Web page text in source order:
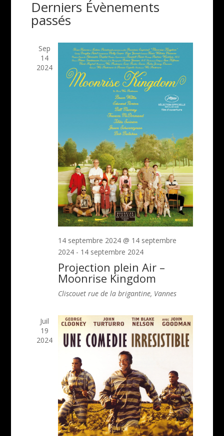
de
date.
Derniers Évènements
passés
Sep
14
2024
14 septembre 2024 @ 14 septembre
2024 - 14 septembre 2024
Projection plein Air –
Moonrise Kingdom
Cliscouetrue de la brigantine, Vannes
Juil
19
2024